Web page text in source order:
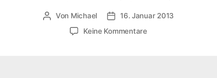
Beitragsautor
Von Michael Veröffentlichungsdatum
16. Januar 2013
Keine Kommentarezu